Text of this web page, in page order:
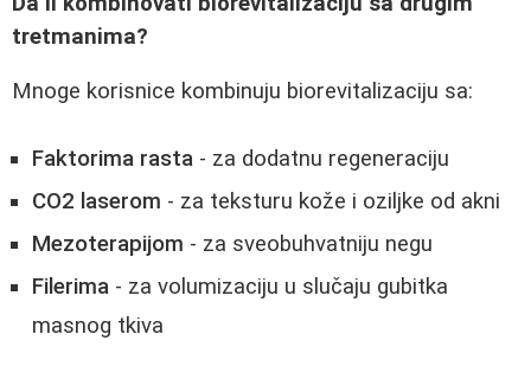
tretmanima?
Mnoge korisnice kombinuju biorevitalizaciju sa:
Faktorima rasta - za dodatnu regeneraciju
CO2 laserom - za teksturu kože i oziljke od akni
Mezoterapijom - za sveobuhvatniju negu
Filerima - za volumizaciju u slučaju gubitka
masnog tkiva